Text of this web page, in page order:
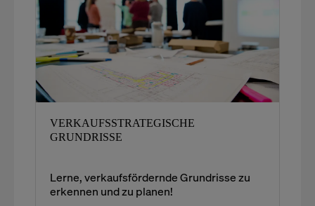
VERKAUFSSTRATEGISCHE
GRUNDRISSE
Lerne, verkaufsfördernde Grundrisse zu
erkennen und zu planen!